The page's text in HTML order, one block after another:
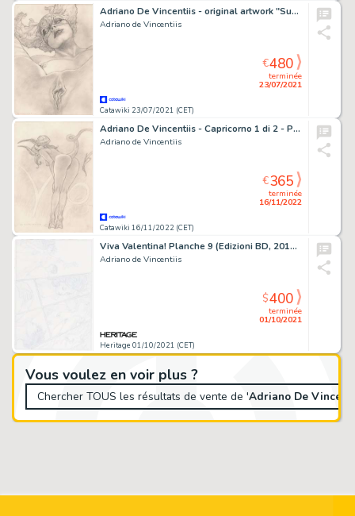
Vous voulez en voir plus ?
Chercher TOUS les résultats de vente de 'Adriano De
Adriano De Vincentiis - original artwork "Suspiria" - Page volante (2020)
Adriano de Vincentiis
Catawiki 23/07/2021 (CET)
terminée
23/07/2021
€480
Adriano De Vincentiis - Capricorno 1 di 2 - Page volante (2019)
Adriano de Vincentiis
Catawiki 16/11/2022 (CET)
terminée
16/11/2022
€365
Viva Valentina! Planche 9 (Edizioni BD, 2016). Adriano De Vincentiis Viva Valentina!
Adriano de Vincentiis
Heritage 01/10/2021 (CET)
terminée
01/10/2021
$400